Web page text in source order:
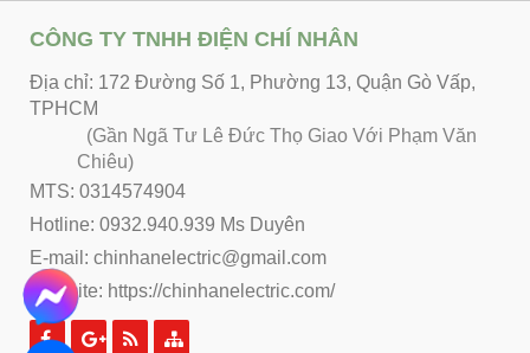
CÔNG TY TNHH ĐIỆN CHÍ NHÂN
Địa chỉ: 172 Đường Số 1, Phường 13, Quận Gò Vấp,
TPHCM
(Gần Ngã Tư Lê Đức Thọ Giao Với Phạm Văn
Chiêu)
MTS: 0314574904
Hotline: 0932.940.939 Ms Duyên
E-mail: chinhanelectric@gmail.com
Website: https://chinhanelectric.com/